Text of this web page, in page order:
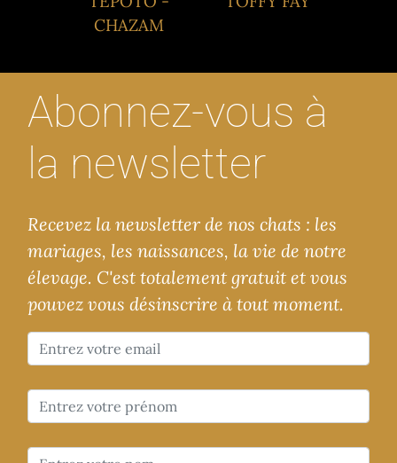
CHAZAM
Abonnez-vous à
la newsletter
Recevez la newsletter de nos chats : les
mariages, les naissances, la vie de notre
élevage. C'est totalement gratuit et vous
pouvez vous désinscrire à tout moment.